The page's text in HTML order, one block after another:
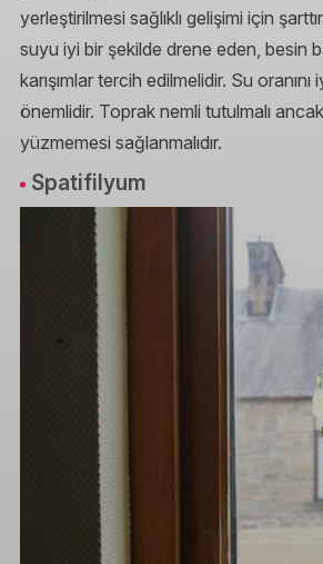
yerleştirilmesi sağlıklı gelişimi için
suyu iyi bir şekilde drene eden, besin
karışımlar tercih edilmelidir. Su
önemlidir. Toprak nemli tutulmalı
yüzmemesi sağlanmalıdır.
Spatifilyum